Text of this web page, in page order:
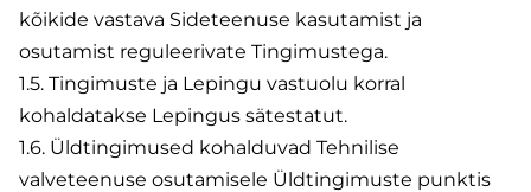
kõikide vastava Sideteenuse kasutamist ja
osutamist reguleerivate Tingimustega.
1.5. Tingimuste ja Lepingu vastuolu korral
kohaldatakse Lepingus sätestatut.
1.6. Üldtingimused kohalduvad Tehnilise
valveteenuse osutamisele Üldtingimuste punktis